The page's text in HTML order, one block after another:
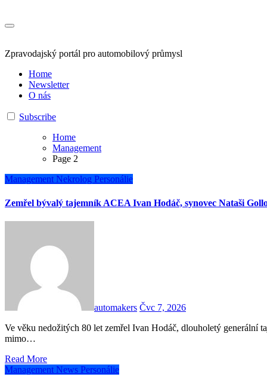
Zpravodajský portál pro automobilový průmysl
Home
Newsletter
O nás
Subscribe
Home
Management
Page 2
Management Nekrolog Personálie
Zemřel bývalý tajemník ACEA Ivan Hodáč, synovec Nataši
automakers Čvc 7, 2026
Ve věku nedožitých 80 let zemřel Ivan Hodáč, dlouholetý generální tajemník Evropské asociace výrobců automobilů (ACEA) a
mimo…
Read More
Management News Personálie